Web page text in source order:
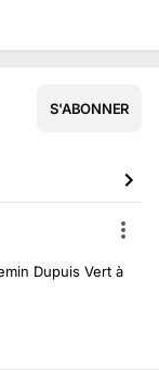
S'ABONNER
Dupuis Vert à